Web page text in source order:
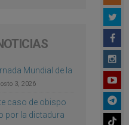
Mundial de la
3, 2026
caso de obispo
por la dictadura